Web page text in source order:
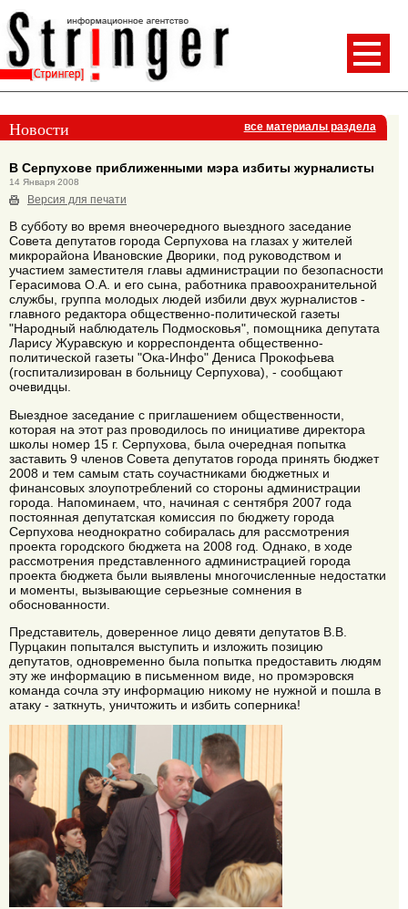
Новости все материалы раздела
В Серпухове приближенными мэра избиты журналисты
14 Января 2008
Версия для печати
В субботу во время внеочередного выездного заседание
Совета депутатов города Серпухова на глазах у жителей
микрорайона Ивановские Дворики, под руководством и
участием заместителя главы администрации по безопасности
Герасимова О.А. и его сына, работника правоохранительной
службы, группа молодых людей избили двух журналистов -
главного редактора общественно-политической газеты
"Народный наблюдатель Подмосковья", помощника депутата
Ларису Журавскую и корреспондента общественно-
политической газеты "Ока-Инфо" Дениса Прокофьева
(госпитализирован в больницу Серпухова), - сообщают
очевидцы.
Выездное заседание с приглашением общественности,
которая на этот раз проводилось по инициативе директора
школы номер 15 г. Серпухова, была очередная попытка
заставить 9 членов Совета депутатов города принять бюджет
2008 и тем самым стать соучастниками бюджетных и
финансовых злоупотреблений со стороны администрации
города. Напоминаем, что, начиная с сентября 2007 года
постоянная депутатская комиссия по бюджету города
Серпухова неоднократно собиралась для рассмотрения
проекта городского бюджета на 2008 год. Однако, в ходе
рассмотрения представленного администрацией города
проекта бюджета были выявлены многочисленные недостатки
и моменты, вызывающие серьезные сомнения в
обоснованности.
Представитель, доверенное лицо девяти депутатов В.В.
Пурцакин попытался выступить и изложить позицию
депутатов, одновременно была попытка предоставить людям
эту же информацию в письменном виде, но промэровскя
команда сочла эту информацию никому не нужной и пошла в
атаку - заткнуть, уничтожить и избить соперника!